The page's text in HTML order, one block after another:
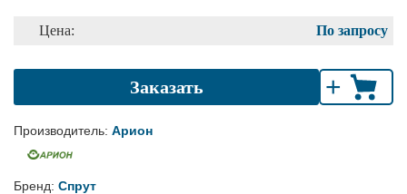
По запросу
Цена:
Заказать +
Производитель: Арион
Бренд: Спрут